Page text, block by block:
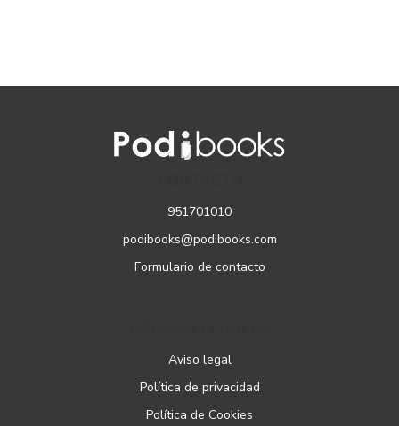
951701010
podibooks@podibooks.com
Formulario de contacto
Aviso legal
Política de privacidad
Política de Cookies